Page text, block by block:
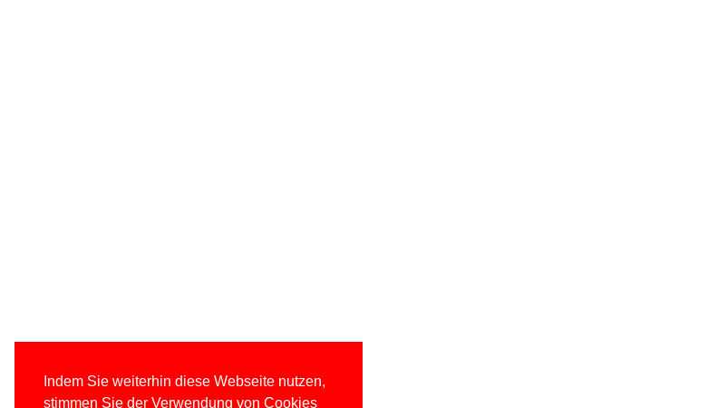
Indem Sie weiterhin diese Webseite nutzen,
stimmen Sie der Verwendung von Cookies